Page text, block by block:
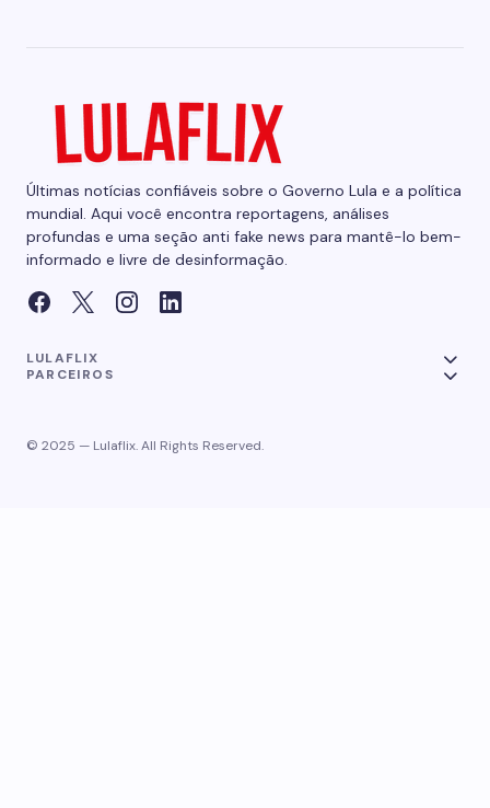
Últimas notícias confiáveis sobre o Governo Lula e a política
mundial. Aqui você encontra reportagens, análises
profundas e uma seção anti fake news para mantê-lo bem-
informado e livre de desinformação.
LULAFLIX
PARCEIROS
© 2025 — Lulaflix. All Rights Reserved.